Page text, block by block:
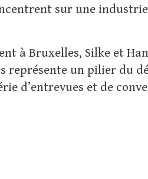
sur une
à Bruxelles, Silke et
représente un pilier du
d’entrevues et de